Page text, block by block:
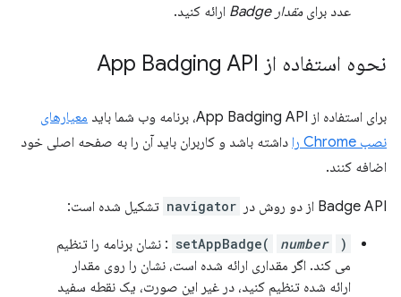
عدد برای مقدار Badge ارائه کنید.
نحوه استفاده از App Badging API
برای استفاده از App Badging API، برنامه وب شما باید
معیارهای
نصب Chrome را
داشته باشد و کاربران باید آن را به صفحه اصلی خود
اضافه کنند.
Badge API از دو روش در navigator تشکیل شده است:
setAppBadge( number )
: نشان برنامه را تنظیم
می کند. اگر مقداری ارائه شده است، نشان را روی مقدار
ارائه شده تنظیم کنید، در غیر این صورت، یک نقطه سفید